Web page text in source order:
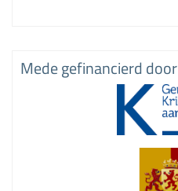
Mede gefinancierd door